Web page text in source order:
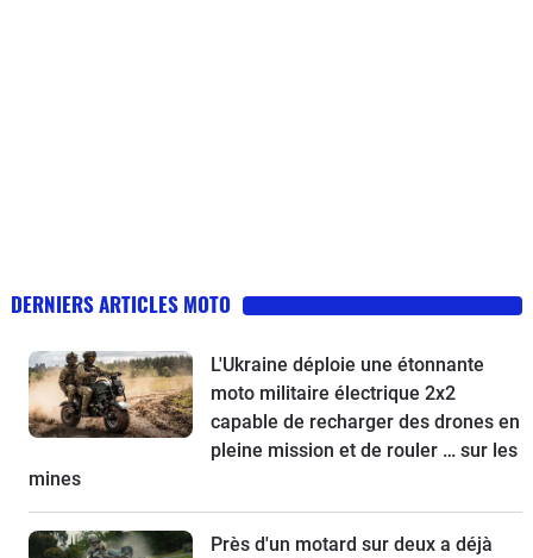
DERNIERS ARTICLES MOTO
L'Ukraine déploie une étonnante
moto militaire électrique 2x2
capable de recharger des drones en
pleine mission et de rouler … sur les
mines
Près d'un motard sur deux a déjà